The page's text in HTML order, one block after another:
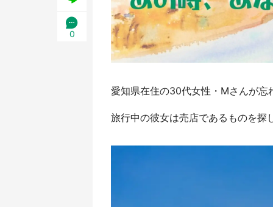
0
愛知県在住の30代女性・Mさんが忘
旅行中の彼女は売店であるものを探